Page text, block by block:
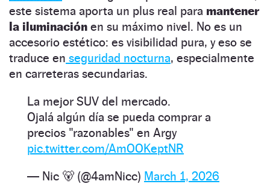
este sistema aporta un plus real para mantener
la iluminación en su máximo nivel. No es un
accesorio estético: es visibilidad pura, y eso se
traduce en seguridad nocturna, especialmente
en carreteras secundarias.
La mejor SUV del mercado.
Ojalá algún día se pueda comprar a
precios "razonables" en Argy
pic.twitter.com/AmOOKeptNR
— Nic 🐻 (@4amNicc) March 1, 2026